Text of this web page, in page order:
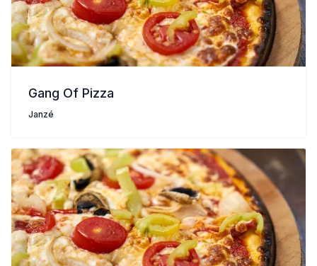
Gang Of Pizza
Janzé